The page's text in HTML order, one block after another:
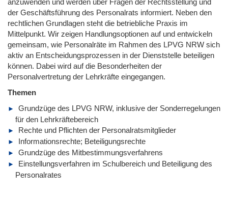
der Geschäftsführung des Personalrats informiert. Neben den
rechtlichen Grundlagen steht die betriebliche Praxis im
Mittelpunkt. Wir zeigen Handlungsoptionen auf und entwickeln
gemeinsam, wie Personalräte im Rahmen des LPVG NRW sich
aktiv an Entscheidungsprozessen in der Dienststelle beteiligen
können. Dabei wird auf die Besonderheiten der
Personalvertretung der Lehrkräfte eingegangen.
Themen
Grundzüge des LPVG NRW, inklusive der Sonderregelungen
für den Lehrkräftebereich
Rechte und Pflichten der Personalratsmitglieder
Informationsrechte; Beteiligungsrechte
Grundzüge des Mitbestimmungsverfahrens
Einstellungsverfahren im Schulbereich und Beteiligung des
Personalrates